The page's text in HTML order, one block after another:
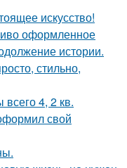
искусство!
оформленное
истории.
стильно,
4, 2 кв.
свой